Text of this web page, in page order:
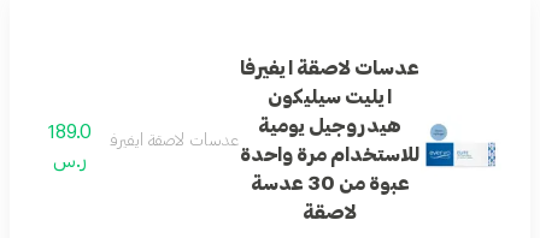
عدسات لاصقة ايفيرفا
ايليت سيليكون
هيدروجيل يومية
للاستخدام مرة واحدة
عبوة من 30 عدسة
لاصقة
عدسات لاصقة ايفيرفا ايليت سيليكون
189.0
ر.س